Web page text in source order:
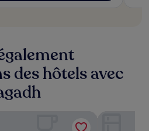
des hôtels avec
Junagadh The Fern